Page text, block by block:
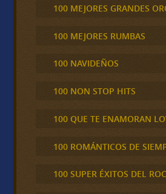
100 MEJORES GRANDES
100 MEJORES RUMBAS
100 NAVIDEÑOS
100 NON STOP HITS
100 QUE TE ENAMORAN
100 ROMÁNTICOS DE
100 SUPER ÉXITOS DEL